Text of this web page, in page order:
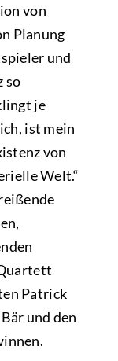
von
Planung
und
so
je
ist mein
von
Welt.“
Patrick
und den